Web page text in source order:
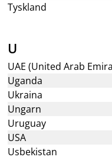
Tyskland
U
UAE (United Arab
Uganda
Ukraina
Ungarn
Uruguay
USA
Usbekistan